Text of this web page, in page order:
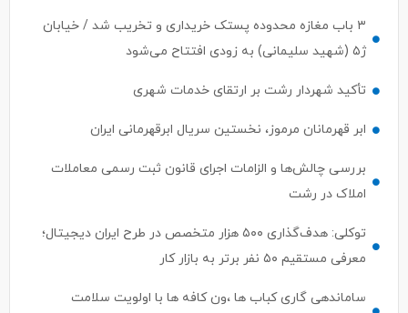
۳ باب مغازه محدوده پستک خریداری و تخریب شد / خیابان
ژ۵ (شهید سلیمانی) به زودی افتتاح می‌شود
تأکید شهردار رشت بر ارتقای خدمات شهری
ابر قهرمانان مرموز، نخستین سریال ابرقهرمانی ایران
بررسی چالش‌ها و الزامات اجرای قانون ثبت رسمی معاملات
املاک در رشت
توکلی: هدف‌گذاری ۵۰۰ هزار متخصص در طرح ایران دیجیتال؛
معرفی مستقیم ۵۰ نفر برتر به بازار کار
ساماندهی گاری کباب ها ،ون کافه ها با اولویت سلامت